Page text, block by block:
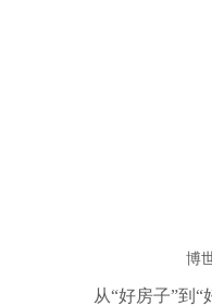
博
从“好房子”到“